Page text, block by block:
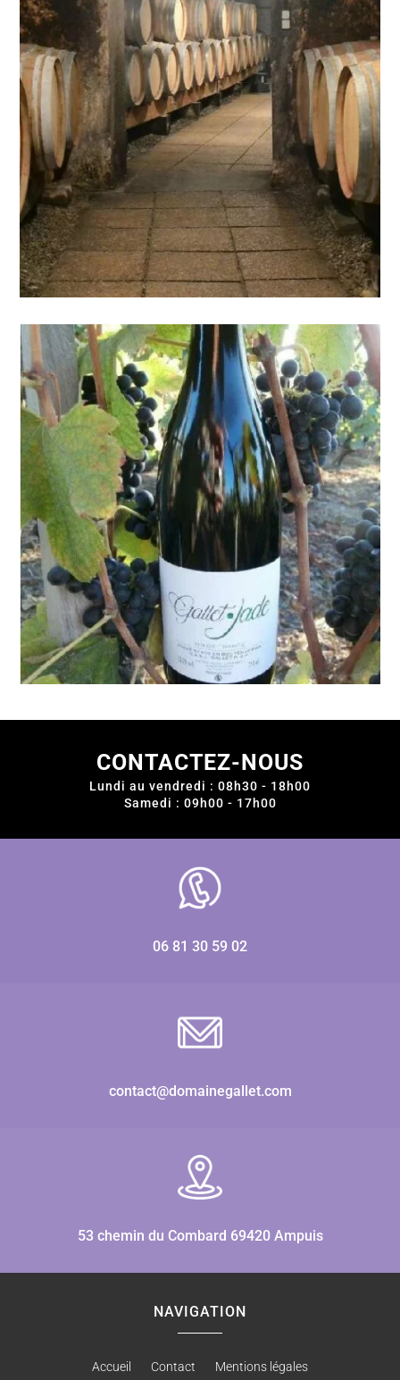
CONTACTEZ-NOUS
Lundi au vendredi : 08h30 - 18h00
Samedi : 09h00 - 17h00
06 81 30 59 02
contact@domainegallet.com
53 chemin du Combard 69420 Ampuis
NAVIGATION
Accueil Contact Mentions légales